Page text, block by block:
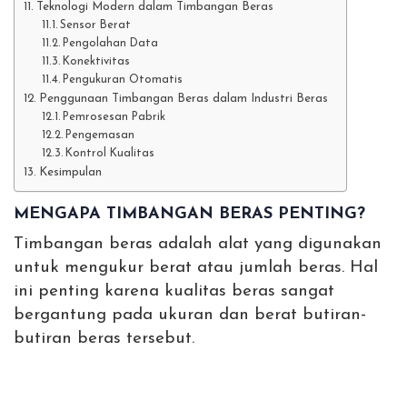
Teknologi Modern dalam Timbangan Beras
Sensor Berat
Pengolahan Data
Konektivitas
Pengukuran Otomatis
Penggunaan Timbangan Beras dalam Industri Beras
Pemrosesan Pabrik
Pengemasan
Kontrol Kualitas
Kesimpulan
MENGAPA TIMBANGAN BERAS PENTING?
Timbangan beras adalah alat yang digunakan
untuk mengukur berat atau jumlah beras. Hal
ini penting karena kualitas beras sangat
bergantung pada ukuran dan berat butiran-
butiran beras tersebut.